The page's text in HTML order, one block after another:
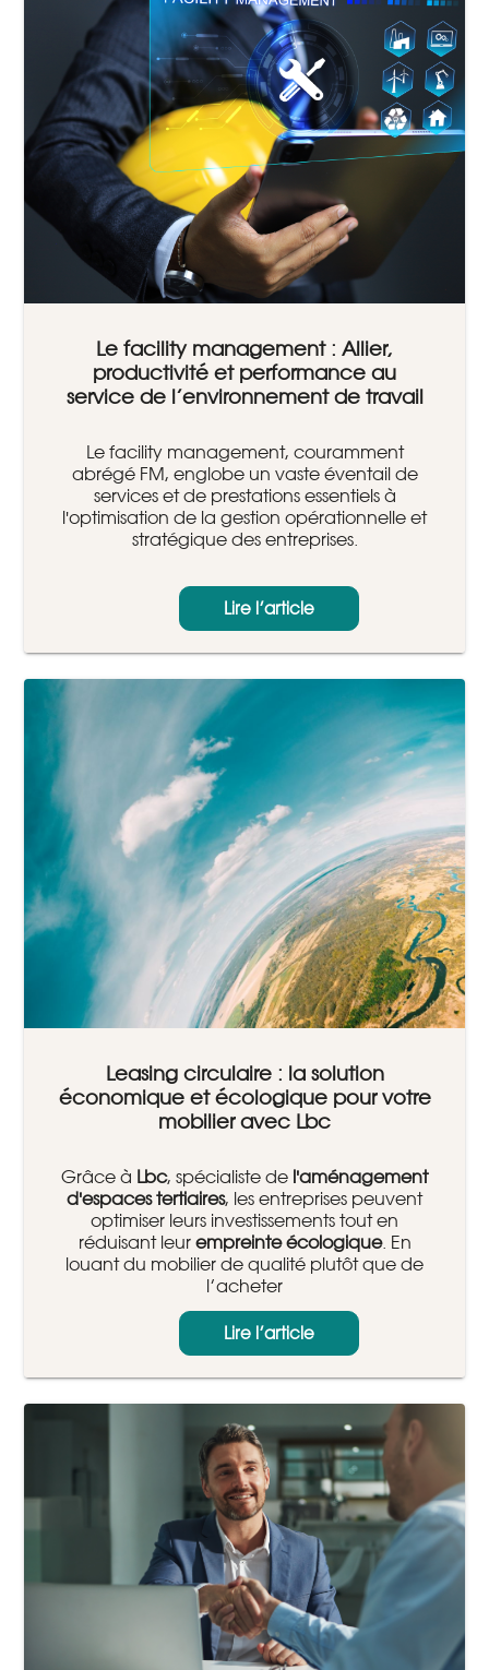
Le facility management : Allier,
productivité et performance au
service de l’environnement de travail
Le facility management, couramment
abrégé FM, englobe un vaste éventail de
services et de prestations essentiels à
l'optimisation de la gestion opérationnelle et
stratégique des entreprises.
Lire l’article
Leasing circulaire : la solution
économique et écologique pour votre
mobilier avec Lbc
Grâce à Lbc, spécialiste de l'aménagement
d'espaces tertiaires, les entreprises peuvent
optimiser leurs investissements tout en
réduisant leurempreinte écologique. En
louant du mobilier de qualité plutôt que de
l’acheter
Lire l’article